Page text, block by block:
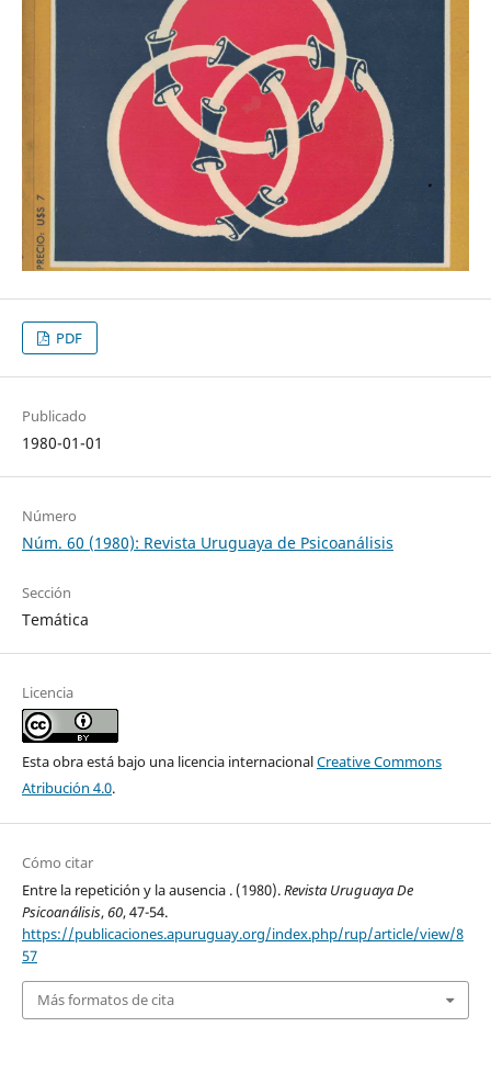
PDF
Publicado
1980-01-01
Número
Núm. 60 (1980): Revista Uruguaya de Psicoanálisis
Sección
Temática
Licencia
Esta obra está bajo una licencia internacionalCreative Commons
Atribución 4.0.
Cómo citar
Entre la repetición y la ausencia . (1980).Revista Uruguaya De
Psicoanálisis,60, 47-54.
https://publicaciones.apuruguay.org/index.php/rup/article/view/8
57
Más formatos de cita